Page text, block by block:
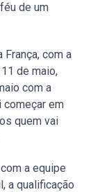
de um
com a
de maio,
com a
começar em
quem vai
a equipe
a qualificação